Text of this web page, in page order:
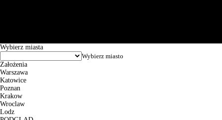
Wybierz miasta
Założenia
Warszawa
Katowice
Poznan
Krakow
Wroclaw
Lodz